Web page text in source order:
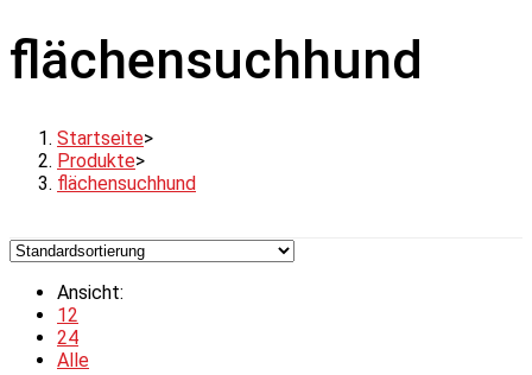
flächensuchhund
Startseite>
Produkte>
flächensuchhund
Ansicht:
12
24
Alle